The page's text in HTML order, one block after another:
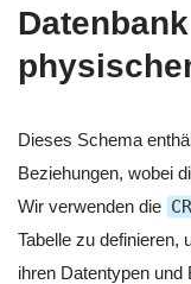
Dieses Schema
Beziehungen, wobei
Wir verwenden die
Tabelle zu definieren,
ihren Datentypen